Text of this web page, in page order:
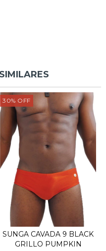
30% OFF
SUNGA CAVADA 9 BLACK
GRILLO PUMPKIN